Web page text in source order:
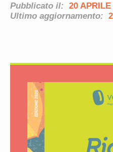
Pubblicato il: 20 APRILE
Ultimo aggiornamento: